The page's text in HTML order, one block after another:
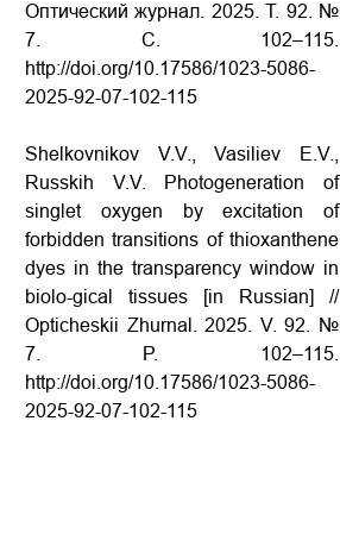
Оптический журнал. 2025. Т. 92. №
7. С. 102–115.
http://doi.org/10.17586/1023-5086-
2025-92-07-102-115
Shelkovnikov V.V., Vasiliev E.V.,
Russkih V.V. Photogeneration of
singlet oxygen by excitation of
forbidden transitions of thioxanthene
dyes in the transparency window in
biolo-gical tissues [in Russian] //
Opticheskii Zhurnal. 2025. V. 92. №
7. P. 102–115.
http://doi.org/10.17586/1023-5086-
2025-92-07-102-115